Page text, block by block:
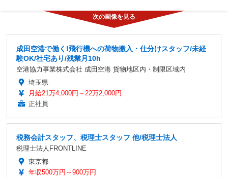
成田空港で働く!飛行機への荷物搬入・仕分けスタッフ/未経
験OK/社宅あり/残業月10h
空港協力事業株式会社 成田空港 貨物地区内・制限区域内
埼玉県
月給21万4,000円～22万2,000円
正社員
税務会計スタッフ、税理士スタッフ 他/税理士法人
税理士法人FRONTLINE
東京都
年収500万円～900万円